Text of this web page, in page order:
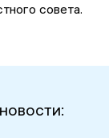
совета.